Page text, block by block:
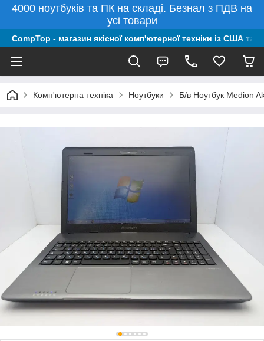
4000 ноутбуків та ПК на складі. Безнал з ПДВ на
усі товари
CompTop - магазин якісної комп'ютерної техніки із США та
Комп'ютерна техніка Ноутбуки Б/в Ноутбук Medion